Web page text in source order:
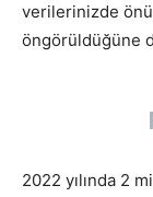
verilerinizde
öngörüldüğüne
2022 yılında 2